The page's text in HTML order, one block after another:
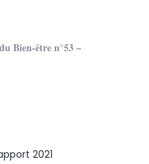
Bien-être n°53 –
2021